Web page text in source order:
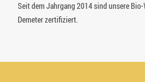
Seit dem Jahrgang 2014 sind unsere
Demeter zertifiziert.